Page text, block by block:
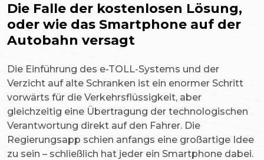
Die Falle der kostenlosen Lösung,
oder wie das Smartphone auf der
Autobahn versagt
Die Einführung des e-TOLL-Systems und der
Verzicht auf alte Schranken ist ein enormer Schritt
vorwärts für die Verkehrsflüssigkeit, aber
gleichzeitig eine Übertragung der technologischen
Verantwortung direkt auf den Fahrer. Die
Regierungsapp schien anfangs eine großartige Idee
zu sein – schließlich hat jeder ein Smartphone dabei.